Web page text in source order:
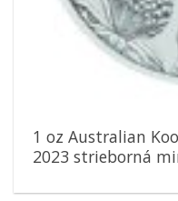
1 oz Australian
2023 strieborná